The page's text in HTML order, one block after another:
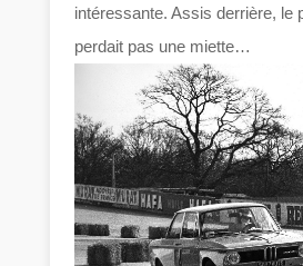
intéressante. Assis derrière, le
perdait pas une miette…